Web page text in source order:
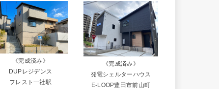
《完成済み》
DUPレジデンス
フレスト一社駅
《完成済み》
発電シェルターハウス
E-LOOP豊田市前山町